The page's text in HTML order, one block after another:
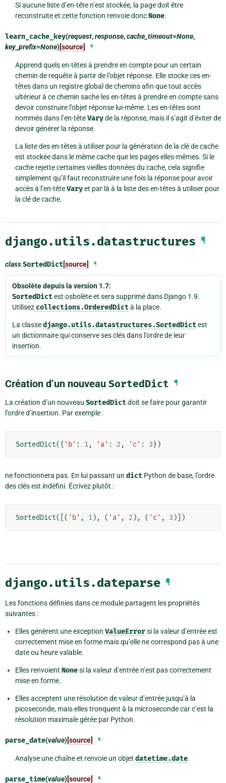
Si aucune liste d’en-tête n’est stockée, la page doit être
reconstruite et cette fonction renvoie doncNone.
learn_cache_key(request,response,cache_timeout=None,
key_prefix=None)[source] ¶
Apprend quels en-têtes à prendre en compte pour un certain
chemin de requête à partir de l’objet réponse. Elle stocke ces en-
têtes dans un registre global de chemins afin que tout accès
ultérieur à ce chemin sache les en-têtes à prendre en compte sans
devoir construire l’objet réponse lui-même. Les en-têtes sont
nommés dans l’en-têteVaryde la réponse, mais il s’agit d’éviter de
devoir générer la réponse.
La liste des en-têtes à utiliser pour la génération de la clé de cache
est stockée dans le même cache que les pages elles-mêmes. Si le
cache rejette certaines vieilles données du cache, cela signifie
simplement qu’il faut reconstruire une fois la réponse pour avoir
accès à l’en-têteVaryet par là à la liste des en-têtes à utiliser pour
la clé de cache.
django.utils.datastructures ¶
classSortedDict[source] ¶
Obsolète depuis la version 1.7:
SortedDictest osbolète et sera supprimé dans Django 1.9.
Utilisez collections.OrderedDictà la place.
La classedjango.utils.datastructures.SortedDictest
un dictionnaire qui conserve ses clés dans l’ordre de leur
insertion.
Création d’un nouveau SortedDict ¶
La création d’un nouveau SortedDictdoit se faire pour garantir
l’ordre d’insertion. Par exemple :
SortedDict({ 'b' : 1, 'a' : 2 , 'c' : 3})
ne fonctionnera pas. En lui passant un dict Python de base, l’ordre
des clés est indéfini. Écrivez plutôt :
SortedDict([( 'b' , 1), ( 'a' , 2 ), ( 'c' , 3 )])
django.utils.dateparse ¶
Les fonctions définies dans ce module partagent les propriétés
suivantes :
Elles génèrent une exception ValueErrorsi la valeur d’entrée est
correctement mise en forme mais qu’elle ne correspond pas à une
date ou heure valable.
Elles renvoient Nonesi la valeur d’entrée n’est pas correctement
mise en forme.
Elles acceptent une résolution de valeur d’entrée jusqu’à la
picoseconde, mais elles tronquent à la microseconde car c’est la
résolution maximale gérée par Python.
parse_date(value)[source] ¶
Analyse une chaîne et renvoie un objet datetime.date.
parse_time(value)[source] ¶